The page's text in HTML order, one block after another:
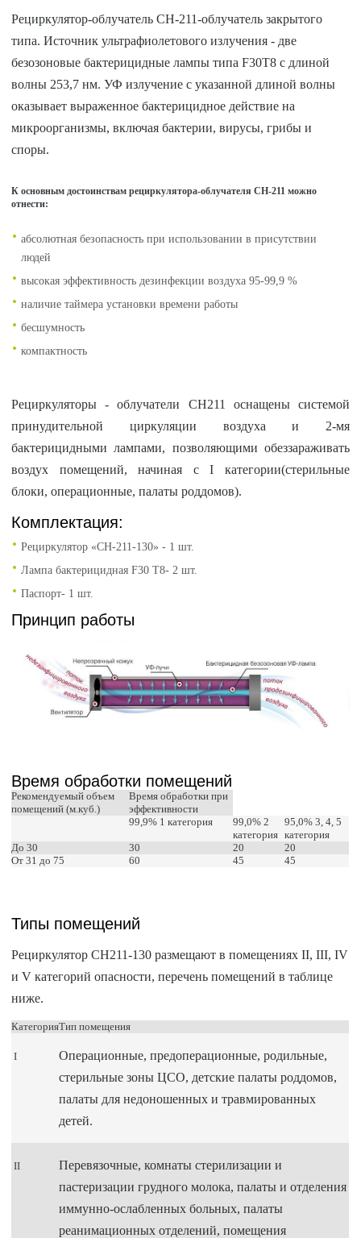
Рециркулятор-облучатель СН-211-облучатель закрытого
типа. Источник ультрафиолетового излучения - две
безозоновые бактерицидные лампы типа F30Т8 с длиной
волны 253,7 нм. УФ излучение с указанной длиной волны
оказывает выраженное бактерицидное действие на
микроорганизмы, включая бактерии, вирусы, грибы и
споры.
К основным достоинствам рециркулятора-облучателя СН-211 можно
отнести:
абсолютная безопасность при использовании в присутствии
людей
высокая эффективность дезинфекции воздуха 95-99,9 %
наличие таймера установки времени работы
бесшумность
компактность
Рециркуляторы - облучатели СН211 оснащены системой
принудительной циркуляции воздуха и 2-мя
бактерицидными лампами, позволяющими обеззараживать
воздух помещений, начиная с I категории(стерильные
блоки, операционные, палаты роддомов).
Комплектация:
Рециркулятор «CH-211-130» - 1 шт.
Лампа бактерицидная F30 T8- 2 шт.
Паспорт- 1 шт.
Принцип работы
Время обработки помещений
Рекомендуемый объем
помещений (м.куб.)
Время обработки при
эффективности
99,9% 1 категория
99,0% 2
категория
95,0% 3, 4, 5
категория
До 30
30 20
20
От 31 до 75
60 45 45
Типы помещений
Рециркулятор CH211-130 размещают в помещениях II, III, IV
и V категорий опасности, перечень помещений в таблице
ниже.
КатегорияТип помещения
I
Операционные, предоперационные, родильные,
стерильные зоны ЦСО, детские палаты роддомов,
палаты для недоношенных и травмированных
детей.
II
Перевязочные, комнаты стерилизации и
пастеризации грудного молока, палаты и отделения
иммунно-ослабленных больных, палаты
реанимационных отделений, помещения